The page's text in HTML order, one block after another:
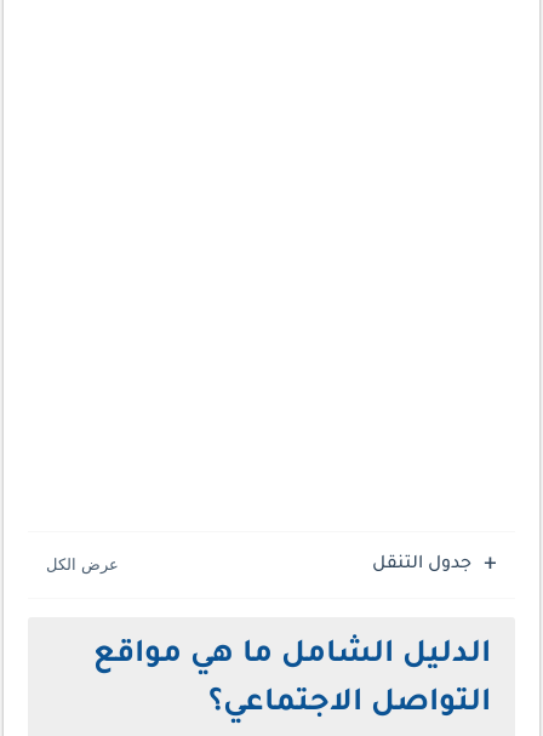
جدول التنقل
الدليل الشامل ما هي مواقع
التواصل الاجتماعي؟